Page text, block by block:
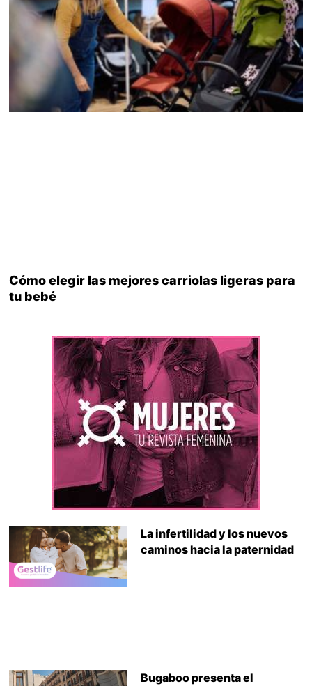
Cómo elegir las mejores carriolas ligeras para
tu bebé
La infertilidad y los nuevos
caminos hacia la paternidad
Bugaboo presenta el